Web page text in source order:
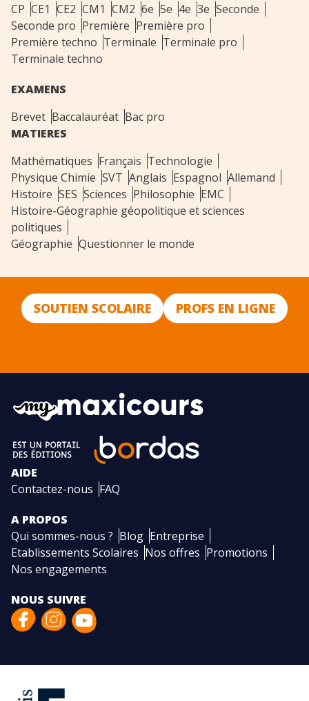
CP CE1 CE2 CM1 CM2 6e 5e 4e 3e Seconde
Seconde pro Première Première pro
Première techno Terminale Terminale pro
Terminale techno
EXAMENS
Brevet Baccalauréat Bac pro
MATIERES
Mathématiques Français Technologie
Physique Chimie SVT Anglais Espagnol Allemand
Histoire SES Sciences Philosophie EMC
Histoire-Géographie géopolitique et sciences
politiques
Géographie Questionner le monde
SOUTIEN SCOLAIRE PROFS EN LIGNE
AIDE
Contactez-nous FAQ
A PROPOS
Qui sommes-nous ? Blog Entreprise
Etablissements Scolaires Nos offres Promotions
Nos engagements
NOUS SUIVRE